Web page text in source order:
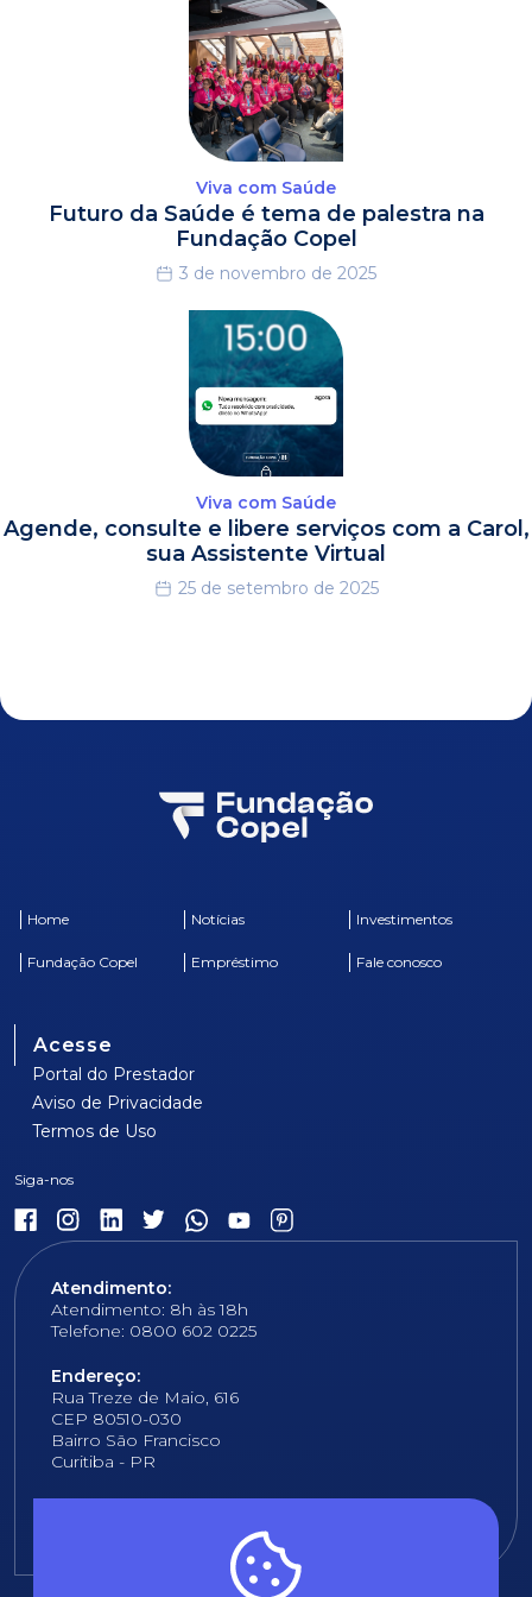
Viva com Saúde
Futuro da Saúde é tema de palestra na
Fundação Copel
3 de novembro de 2025
Viva com Saúde
Agende, consulte e libere serviços com a Carol,
sua Assistente Virtual
25 de setembro de 2025
Home Notícias Investimentos
Fundação Copel Empréstimo Fale conosco
Acesse
Portal do Prestador
Aviso de Privacidade
Termos de Uso
Atendimento:
Atendimento: 8h às 18h
Telefone: 0800 602 0225
Endereço:
Rua Treze de Maio, 616
CEP 80510-030
Bairro São Francisco
Curitiba - PR